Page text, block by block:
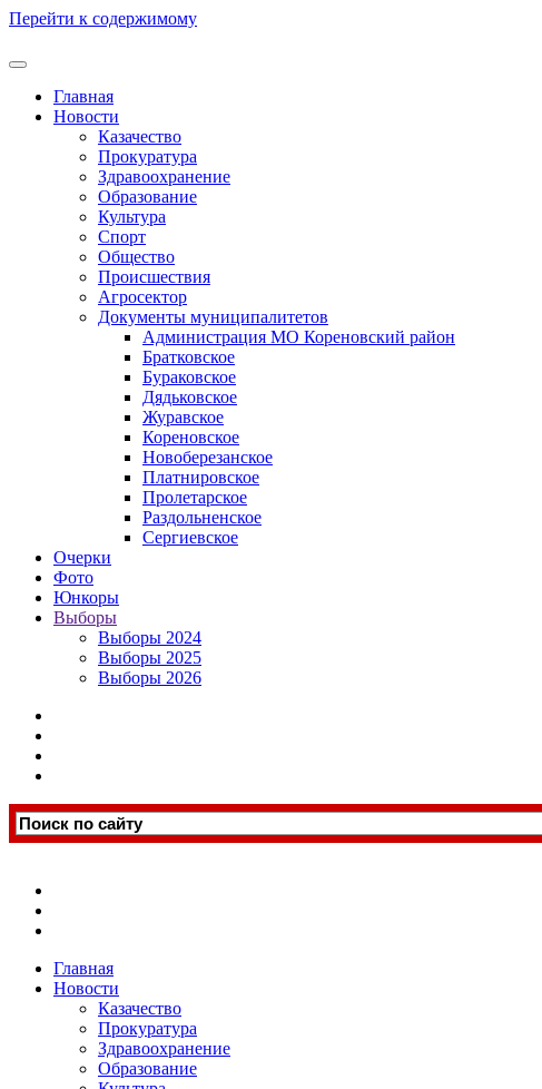
Перейти к содержимому
Главная
Новости
Казачество
Прокуратура
Здравоохранение
Образование
Культура
Спорт
Общество
Происшествия
Агросектор
Документы муниципалитетов
Администрация МО Кореновский район
Братковское
Бураковское
Дядьковское
Журавское
Кореновское
Новоберезанское
Платнировское
Пролетарское
Раздольненское
Сергиевское
Очерки
Фото
Юнкоры
Выборы
Выборы 2024
Выборы 2025
Выборы 2026
Главная
Новости
Казачество
Прокуратура
Здравоохранение
Образование